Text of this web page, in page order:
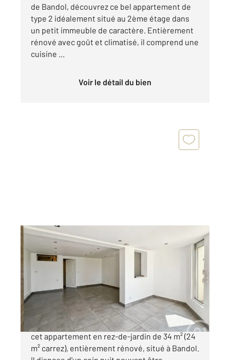
de Bandol, découvrez ce bel appartement de
type 2 idéalement situé au 2ème étage dans
un petit immeuble de caractère. Entièrement
rénové avec goût et climatisé, il comprend une
cuisine ...
Voir le détail du bien
BANDOL 83
34,16 m
, 1 pièce
Ref : 1321
Appartement T1 à vendre
212 000 €
NOUVEAUTE CENTURY 21 BANDOL Découvrez
cet appartement en rez-de-jardin de 34 m² (24
m² carrez), entièrement rénové, situé à Bandol.